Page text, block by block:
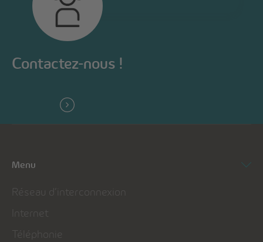
Contactez-nous !
Menu
Réseau d’interconnexion
Internet
Téléphonie